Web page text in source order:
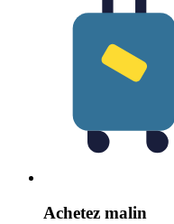
Achetez malin